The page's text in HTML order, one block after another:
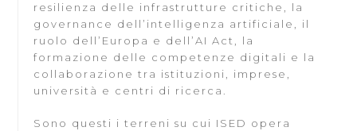
resilienza delle infrastrutture critiche, la
governance dell’intelligenza artificiale, il
ruolo dell’Europa e dell’AI Act, la
formazione delle competenze digitali e la
collaborazione tra istituzioni, imprese,
università e centri di ricerca.
Sono questi i terreni su cui ISED opera